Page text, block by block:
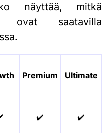
näyttää, mitkä
ovat saatavilla
Premium Ultimate
✔️ ✔️